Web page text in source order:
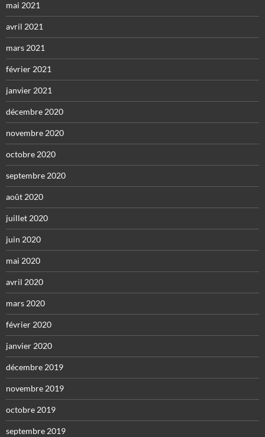
mai 2021
avril 2021
mars 2021
février 2021
janvier 2021
décembre 2020
novembre 2020
octobre 2020
septembre 2020
août 2020
juillet 2020
juin 2020
mai 2020
avril 2020
mars 2020
février 2020
janvier 2020
décembre 2019
novembre 2019
octobre 2019
septembre 2019